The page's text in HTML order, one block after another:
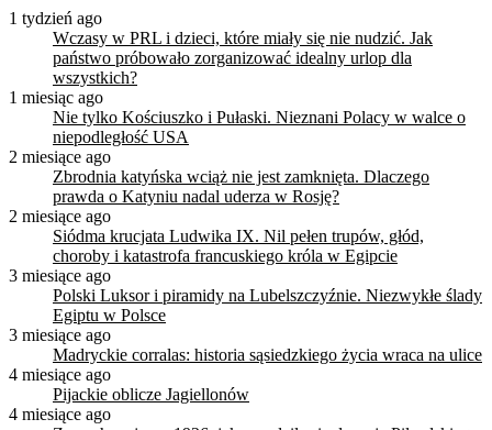
1 tydzień ago
Wczasy w PRL i dzieci, które miały się nie nudzić. Jak
państwo próbowało zorganizować idealny urlop dla
wszystkich?
1 miesiąc ago
Nie tylko Kościuszko i Pułaski. Nieznani Polacy w walce o
niepodległość USA
2 miesiące ago
Zbrodnia katyńska wciąż nie jest zamknięta. Dlaczego
prawda o Katyniu nadal uderza w Rosję?
2 miesiące ago
Siódma krucjata Ludwika IX. Nil pełen trupów, głód,
choroby i katastrofa francuskiego króla w Egipcie
3 miesiące ago
Polski Luksor i piramidy na Lubelszczyźnie. Niezwykłe ślady
Egiptu w Polsce
3 miesiące ago
Madryckie corralas: historia sąsiedzkiego życia wraca na ulice
4 miesiące ago
Pijackie oblicze Jagiellonów
4 miesiące ago